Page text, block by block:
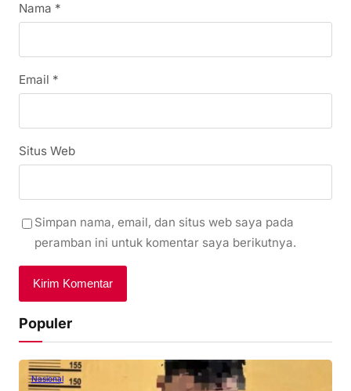
Nama *
Email *
Situs Web
Simpan nama, email, dan situs web saya pada
peramban ini untuk komentar saya berikutnya.
Populer
Nasional